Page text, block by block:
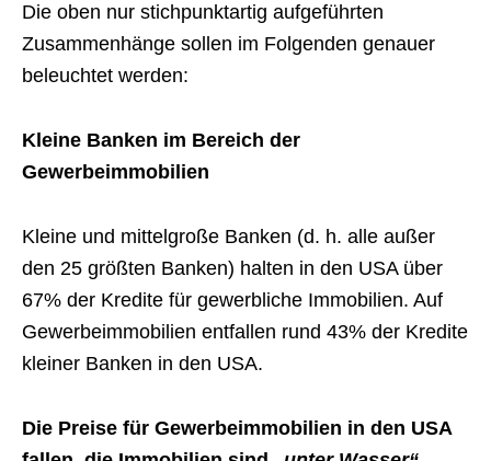
Die oben nur stichpunktartig aufgeführten
Zusammenhänge sollen im Folgenden genauer
beleuchtet werden:
Kleine Banken im Bereich der
Gewerbeimmobilien
Kleine und mittelgroße Banken (d. h. alle außer
den 25 größten Banken) halten in den USA über
67% der Kredite für gewerbliche Immobilien. Auf
Gewerbeimmobilien entfallen rund 43% der Kredite
kleiner Banken in den USA.
Die Preise für Gewerbeimmobilien in den USA